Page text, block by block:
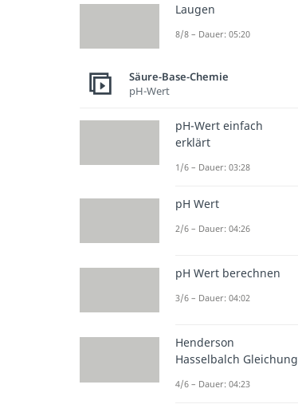
Laugen
8/8 – Dauer: 05:20
Säure-Base-Chemie
pH-Wert
pH-Wert einfach
erklärt
1/6 – Dauer: 03:28
pH Wert
2/6 – Dauer: 04:26
pH Wert berechnen
3/6 – Dauer: 04:02
Henderson
Hasselbalch Gleichung
4/6 – Dauer: 04:23